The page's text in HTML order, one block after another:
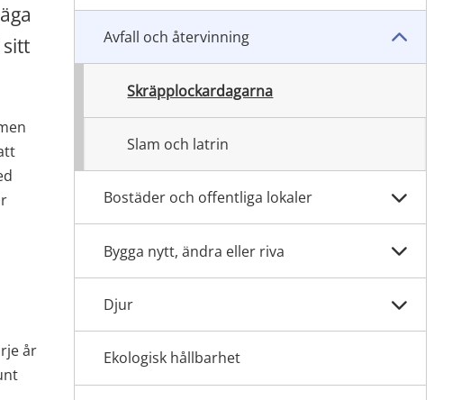
år
Avfall och återvinning
Skräpplockardagarna
Slam och latrin
Bostäder och offentliga lokaler
Bygga nytt, ändra eller riva
Djur
Ekologisk hållbarhet